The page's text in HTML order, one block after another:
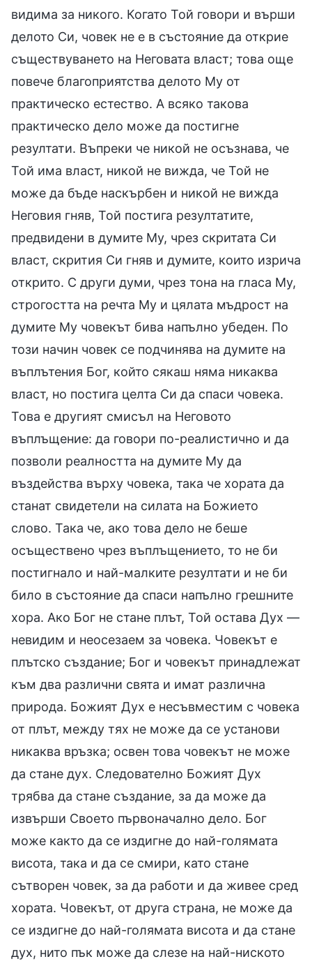
видима за никого. Когато Той говори и върши
делото Си, човек не е в състояние да открие
съществуването на Неговата власт; това още
повече благоприятства делото Му от
практическо естество. А всяко такова
практическо дело може да постигне
резултати. Въпреки че никой не осъзнава, че
Той има власт, никой не вижда, че Той не
може да бъде наскърбен и никой не вижда
Неговия гняв, Той постига резултатите,
предвидени в думите Му, чрез скритата Си
власт, скрития Си гняв и думите, които изрича
открито. С други думи, чрез тона на гласа Му,
строгостта на речта Му и цялата мъдрост на
думите Му човекът бива напълно убеден. По
този начин човек се подчинява на думите на
въплътения Бог, който сякаш няма никаква
власт, но постига целта Си да спаси човека.
Това е другият смисъл на Неговото
въплъщение: да говори по-реалистично и да
позволи реалността на думите Му да
въздейства върху човека, така че хората да
станат свидетели на силата на Божието
слово. Така че, ако това дело не беше
осъществено чрез въплъщението, то не би
постигнало и най-малките резултати и не би
било в състояние да спаси напълно грешните
хора. Ако Бог не стане плът, Той остава Дух —
невидим и неосезаем за човека. Човекът е
плътско създание; Бог и човекът принадлежат
към два различни свята и имат различна
природа. Божият Дух е несъвместим с човека
от плът, между тях не може да се установи
никаква връзка; освен това човекът не може
да стане дух. Следователно Божият Дух
трябва да стане създание, за да може да
извърши Своето първоначално дело. Бог
може както да се издигне до най-голямата
висота, така и да се смири, като стане
сътворен човек, за да работи и да живее сред
хората. Човекът, от друга страна, не може да
се издигне до най-голямата висота и да стане
дух, нито пък може да слезе на най-ниското